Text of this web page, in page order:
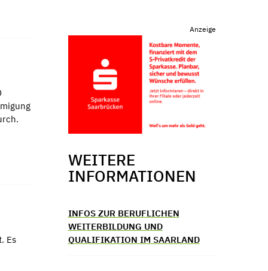
Es
Anzeige
WEITERE
INFORMATIONEN
INFOS ZUR BERUFLICHEN
WEITERBILDUNG UND
QUALIFIKATION IM SAARLAND